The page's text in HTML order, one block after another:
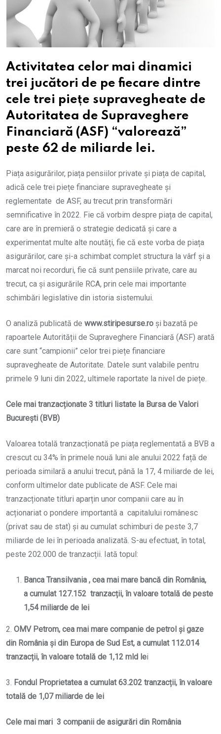
Activitatea celor mai dinamici
trei jucători de pe fiecare dintre
cele trei piețe supravegheate de
Autoritatea de Supraveghere
Financiară (ASF) “valorează”
peste 62 de miliarde lei.
Piața asigurărilor, piața pensiilor private și piața de capital,
adică cele trei piețe financiare supravegheate și
reglementate de ASF, au trecut prin transformări
semnificative în 2022. Fie că vorbim despre piața de capital,
care are în premieră o strategie dedicată și care a
experimentat multe alte noutăți, fie că este vorba de piața
asigurărilor, care și-a schimbat complet structura la vârf și a
marcat noi recorduri, fie că sunt pensiile private, care au
trecut, ca și asigurările RCA, prin cele mai importante
schimbări legislative din istoria sistemului.
O analiză publicată de www.stiripesurse.ro și bazată pe
rapoartele Autorității de Supraveghere Financiară (ASF) arată
care sunt “campionii” celor trei piețe financiare
supravegheate de Autoritate. Datele sunt valabile pentru
primele 9 luni din 2022, ultimele raportate la nivel de piețe.
Cele mai tranzacționate 3 titluri listate la Bursa de Valori
București (BVB)
Valoarea totală tranzacționată pe piața reglementată a BVB a
crescut cu 34% în primele nouă luni ale anului 2022 față de
perioada similară a anului trecut, până la 17, 4 miliarde de lei,
conform ultimelor date publicate de ASF. Cele mai
tranzacționate titluri aparțin unor companii care au în
acționariat o pondere importantă a capitalului românesc
(privat sau de stat) și au cumulat schimburi de peste 3,7
miliarde de lei în perioada analizată. S-au efectuat, în total,
peste 202.000 de tranzacții. Iată topul:
Banca Transilvania , cea mai mare bancă din România,
a cumulat 127.152 tranzacții, în valoare totală de peste
1,54 miliarde de lei
2. OMV Petrom, cea mai mare companie de petrol și gaze
din România și din Europa de Sud Est, a cumulat 112.014
tranzacții, în valoare totală de 1,12 mld lei
3. Fondul Proprietatea a cumulat 63.202 tranzacții, în valoare
totală de 1,07 miliarde de lei
Cele mai mari 3 companii de asigurări din România